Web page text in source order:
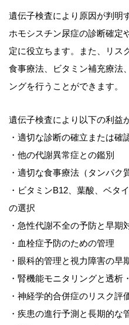
遺伝子検査により原因が判明
ホモシスチン尿症の診断確定
定に役立ちます。また、リス
食事療法、ビタミン補充療法
ングを行うことができます。
遺伝子検査により以下の利益
・適切な診断の確立または確
・他の代謝異常症との鑑別
・適切な食事療法（タンパク
・ビタミンB12、葉酸、ベタ
の選択
・急性代謝不全の予防と早期
・血栓症予防のための管理
・眼科的管理と視力障害の早
・腎機能モニタリングと透析
・神経学的合併症のリスク評
・疾患の進行予測と長期的な